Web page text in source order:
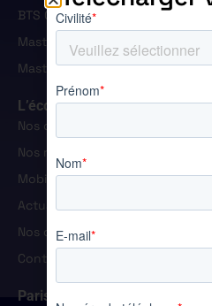
BTS Gestion de la PME
Master Ressources Humaines
Master Manager Commercial et
L’école
Nos campus
Nos résultats
Mobiltés et handicap
Actualités
Nos offres d'emploi
Contact
Paris